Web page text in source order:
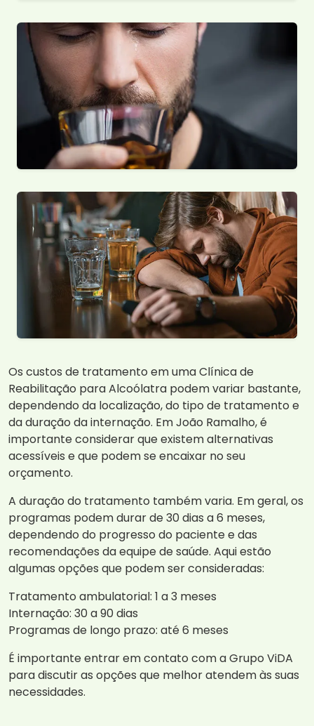
Os custos de tratamento em uma Clínica de
Reabilitação para Alcoólatra podem variar bastante,
dependendo da localização, do tipo de tratamento e
da duração da internação. Em João Ramalho, é
importante considerar que existem alternativas
acessíveis e que podem se encaixar no seu
orçamento.
A duração do tratamento também varia. Em geral, os
programas podem durar de 30 dias a 6 meses,
dependendo do progresso do paciente e das
recomendações da equipe de saúde. Aqui estão
algumas opções que podem ser consideradas:
Tratamento ambulatorial: 1 a 3 meses
Internação: 30 a 90 dias
Programas de longo prazo: até 6 meses
É importante entrar em contato com a Grupo ViDA
para discutir as opções que melhor atendem às suas
necessidades.